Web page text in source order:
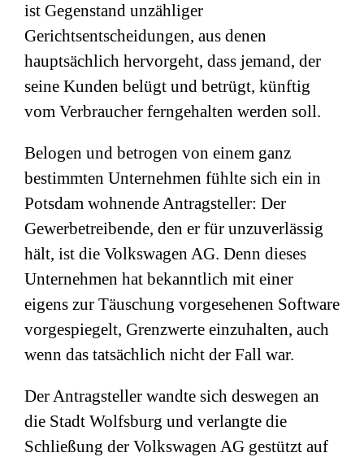
ist Gegenstand unzähliger
Gerichtsentscheidungen, aus denen
hauptsächlich hervorgeht, dass jemand, der
seine Kunden belügt und betrügt, künftig
vom Verbraucher ferngehalten werden soll.
Belogen und betrogen von einem ganz
bestimmten Unternehmen fühlte sich ein in
Potsdam wohnende Antragsteller: Der
Gewerbetreibende, den er für unzuverlässig
hält, ist die Volkswagen AG. Denn dieses
Unternehmen hat bekanntlich mit einer
eigens zur Täuschung vorgesehenen Software
vorgespiegelt, Grenzwerte einzuhalten, auch
wenn das tatsächlich nicht der Fall war.
Der Antragsteller wandte sich deswegen an
die Stadt Wolfsburg und verlangte die
Schließung der Volkswagen AG gestützt auf